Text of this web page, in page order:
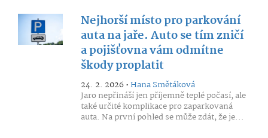
Nejhorší místo pro parkování
auta na jaře. Auto se tím zničí
a pojišťovna vám odmítne
škody proplatit
24. 2. 2026 •Hana Smětáková
Jaro nepřináší jen příjemně teplé počasí, ale
také určité komplikace pro zaparkovaná
auta. Na první pohled se může zdát, že je...